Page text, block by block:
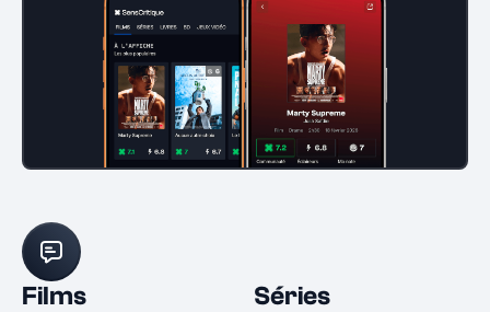
Films Séries